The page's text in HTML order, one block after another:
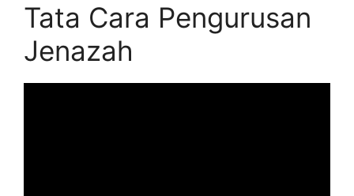
Tata Cara Pengurusan
Jenazah